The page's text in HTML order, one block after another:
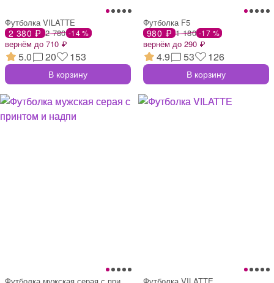
Футболка VILATTE
2 380 ₽ 2 780 -14 %
вернём до 710 ₽
5.0 20 153
В корзину
Футболка F5
980 ₽ 1 180 -17 %
вернём до 290 ₽
4.9 53 126
В корзину
Футболка VILATTE